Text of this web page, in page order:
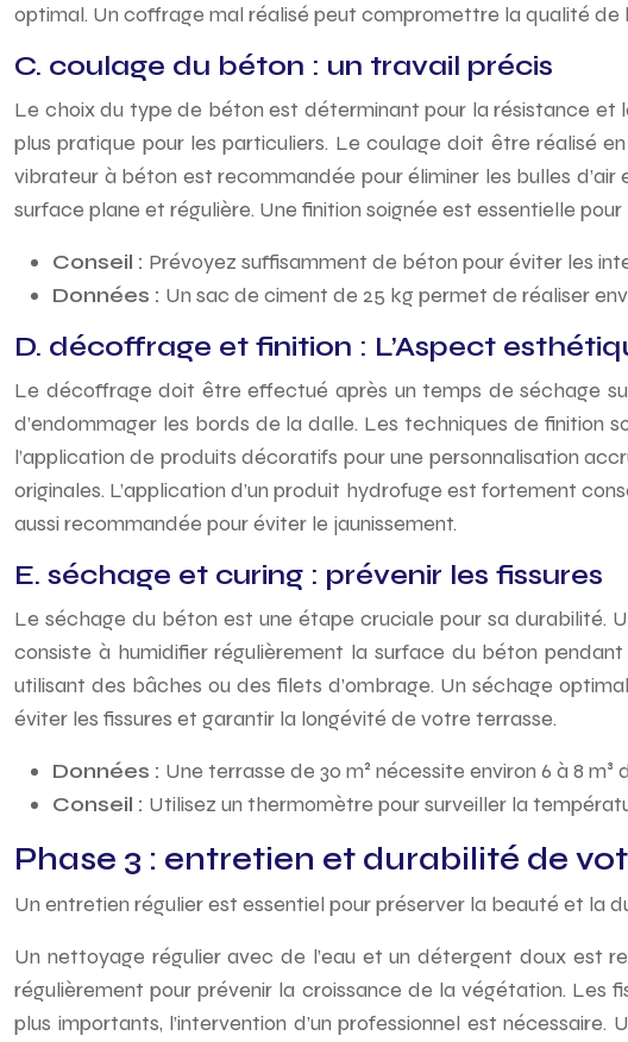
optimal. Un coffrage mal réalisé peut compromettre la qualité de
C. coulage du béton : un travail précis
Le choix du type de béton est déterminant pour la résistance et
plus pratique pour les particuliers. Le coulage doit être réalisé
vibrateur à béton est recommandée pour éliminer les bulles
surface plane et régulière. Une finition soignée est essentielle
Conseil : Prévoyez suffisamment de béton pour éviter les
Données : Un sac de ciment de 25 kg permet de réaliser
D. décoffrage et finition : L’Aspect
Le décoffrage doit être effectué après un temps de séchage
d’endommager les bords de la dalle. Les techniques de finition
l’application de produits décoratifs pour une personnalisation
originales. L’application d’un produit hydrofuge est fortement
aussi recommandée pour éviter le jaunissement.
E. séchage et curing : prévenir les fissures
Le séchage du béton est une étape cruciale pour sa durabilité.
consiste à humidifier régulièrement la surface du béton
utilisant des bâches ou des filets d’ombrage. Un séchage
éviter les fissures et garantir la longévité de votre terrasse.
Données : Une terrasse de 30 m² nécessite environ 6 à 8 m³
Conseil : Utilisez un thermomètre pour surveiller la
Phase 3 : entretien et durabilité de
Un entretien régulier est essentiel pour préserver la beauté et la
Un nettoyage régulier avec de l’eau et un détergent doux est
régulièrement pour prévenir la croissance de la végétation. Les
plus importants, l’intervention d’un professionnel est